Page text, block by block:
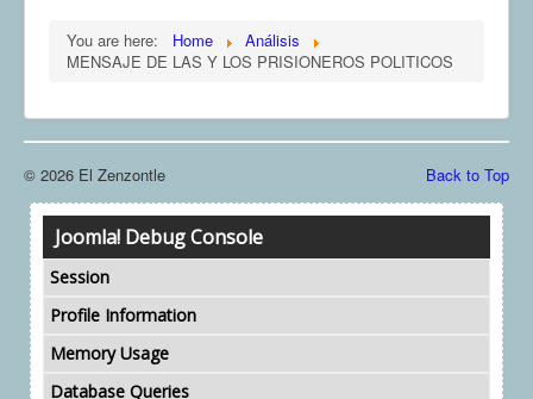
You are here: Home
Análisis
MENSAJE DE LAS Y LOS PRISIONEROS POLITICOS
Back to Top
© 2026 El Zenzontle
Joomla! Debug Console
Session
Profile Information
Memory Usage
Database Queries